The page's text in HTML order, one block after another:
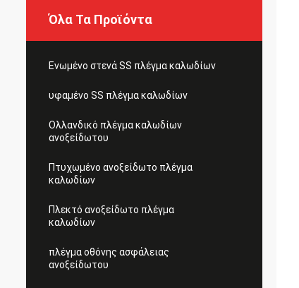
Όλα Τα Προϊόντα
Ενωμένο στενά SS πλέγμα καλωδίων
υφαμένο SS πλέγμα καλωδίων
Ολλανδικό πλέγμα καλωδίων
ανοξείδωτου
Πτυχωμένο ανοξείδωτο πλέγμα
καλωδίων
Πλεκτό ανοξείδωτο πλέγμα
καλωδίων
πλέγμα οθόνης ασφάλειας
ανοξείδωτου